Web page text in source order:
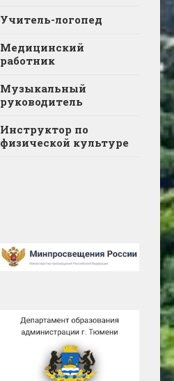
Учитель-логопед
Медицинский
работник
Музыкальный
руководитель
Инструктор по
физической культуре